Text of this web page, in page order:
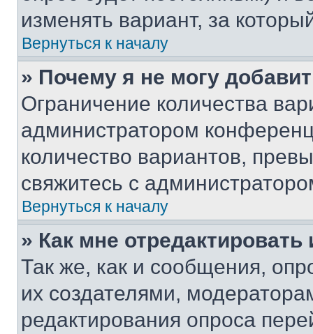
изменять вариант, за
Вернуться к началу
» Почему я не могу
Ограничение количества
администратором
количество вариантов,
свяжитесь с
Вернуться к началу
» Как мне
Так же, как и сообщения,
их создателями,
редактирования опроса